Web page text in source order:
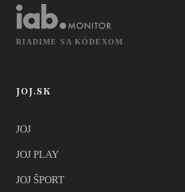
RIADIME SA KÓDEXOM
JOJ.SK
JOJ
JOJ PLAY
JOJ ŠPORT